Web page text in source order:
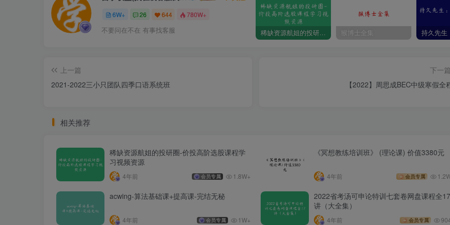
6W+ 26 644 780W+
不要问在不在 有事找客服 稀缺资源航姐的投研圈-价投高阶选股课程学习视频资源 猴博士全集
上一篇
2021-2022三小只团队四季口语系统班
下一篇
【2022】周思成BEC中级寒假全
相关推荐
稀缺资源航姐的投研圈-价投高阶选股课程学
习视频资源
4年前 会员专属 1.8W+
《冥想教练培训班》 (理论课) 价值3380元
4年前 会员专属
acwing-算法基础课+提高课-完结无秘
4年前 会员专属 1W+
2022省考汤可申论特训七套卷网盘课程全17
讲（大全集）
4年前 会员专属